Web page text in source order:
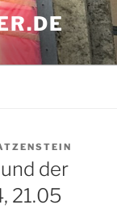
der
21.05